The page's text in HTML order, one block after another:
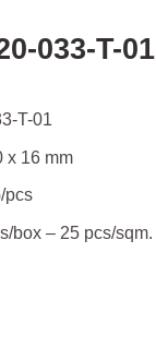
033-T-01
T-01
x 16 mm
pcs
box – 25 pcs/sqm.